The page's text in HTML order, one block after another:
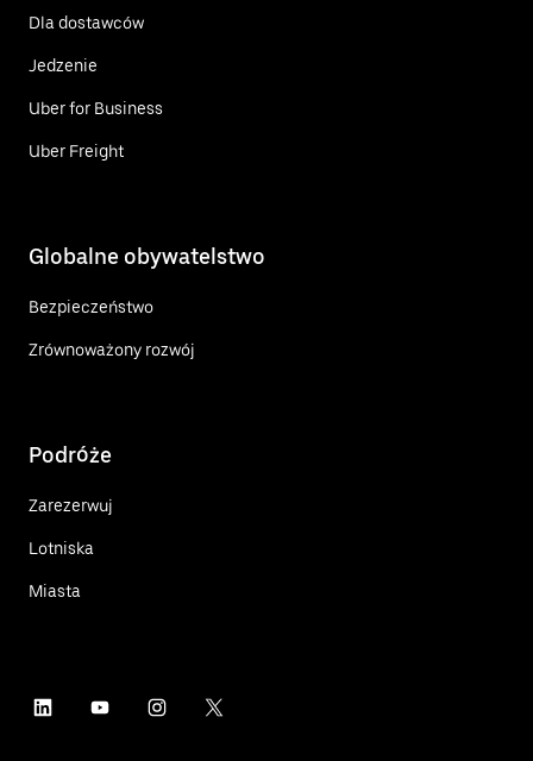
Dla dostawców
Jedzenie
Uber for Business
Uber Freight
Globalne obywatelstwo
Bezpieczeństwo
Zrównoważony rozwój
Podróże
Zarezerwuj
Lotniska
Miasta